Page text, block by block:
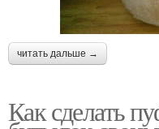
читать дальше →
Как сделать